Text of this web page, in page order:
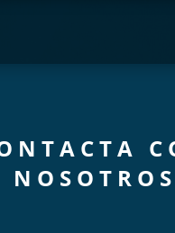
NOSOTROS